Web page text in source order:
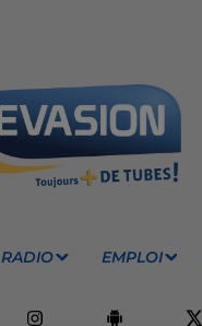
RADIO EMPLOI